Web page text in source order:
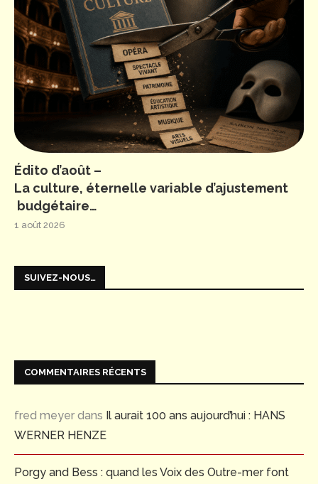
Édito d’août –
La culture, éternelle variable d’ajustement
budgétaire…
1 août 2026
SUIVEZ-NOUS…
COMMENTAIRES RÉCENTS
fred meyer dans Il aurait 100 ans aujourd’hui : HANS
WERNER HENZE
Porgy and Bess : quand les Voix des Outre-mer font